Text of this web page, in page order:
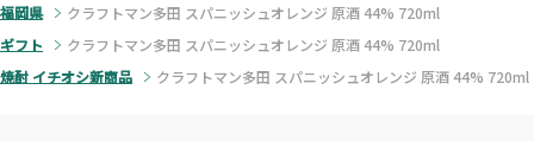
福岡県
クラフトマン多田 スパニッシュオレンジ 原酒 44% 720ml
ギフト
クラフトマン多田 スパニッシュオレンジ 原酒 44% 720ml
焼酎 イチオシ新商品
クラフトマン多田 スパニッシュオレンジ 原酒 44% 720ml